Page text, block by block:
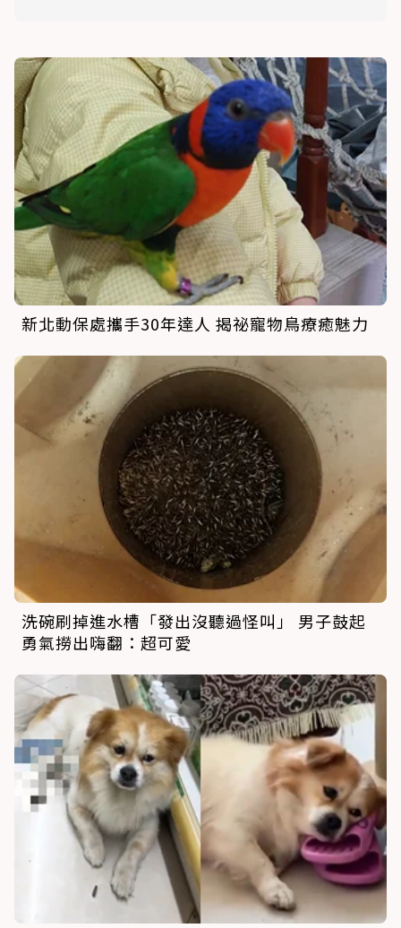
新北動保處攜手30年達人 揭祕寵物鳥療癒魅力
洗碗刷掉進水槽「發出沒聽過怪叫」 男子鼓起
勇氣撈出嗨翻：超可愛